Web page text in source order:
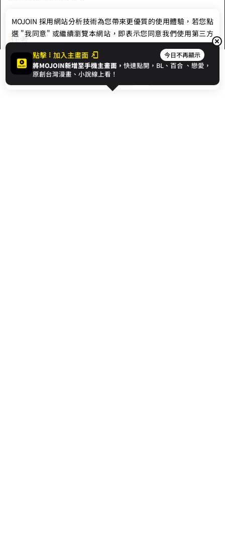
開始閱讀
作者
凜冽
點擊 加入主畫面 今日不再顯示
將MOJOIN新增至手機主畫面，快速點開，BL、百合 、戀愛，
原創台灣漫畫、小說線上看！
MOJOIN 採用網站分析技術為您帶來更優質的使用體驗，若您點
選 "我同意" 或繼續瀏覽本網站，即表示您同意我們使用第三方
Cookie，欲瞭解更多資訊請見隱私權政策。
我同意